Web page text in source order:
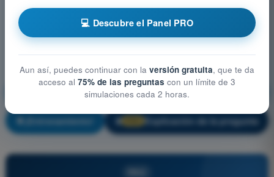
Limitaciones del rendimiento humano
¡Entrenamiento! 🔒 Explicación de la pregunta
💻 Descubre el Panel PRO
Aun así, puedes continuar con la versión gratuita, que te da
acceso al 75% de las preguntas con un límite de 3
simulaciones cada 2 horas.